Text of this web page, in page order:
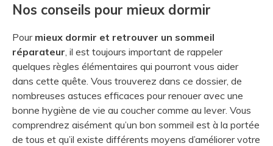
Nos conseils pour mieux dormir
Pour mieux dormir et retrouver un sommeil
réparateur , il est toujours important de rappeler
quelques règles élémentaires qui pourront vous aider
dans cette quête. Vous trouverez dans ce dossier, de
nombreuses astuces efficaces pour renouer avec une
bonne hygiène de vie au coucher comme au lever. Vous
comprendrez aisément qu’un bon sommeil est à la portée
de tous et qu’il existe différents moyens d’améliorer votre